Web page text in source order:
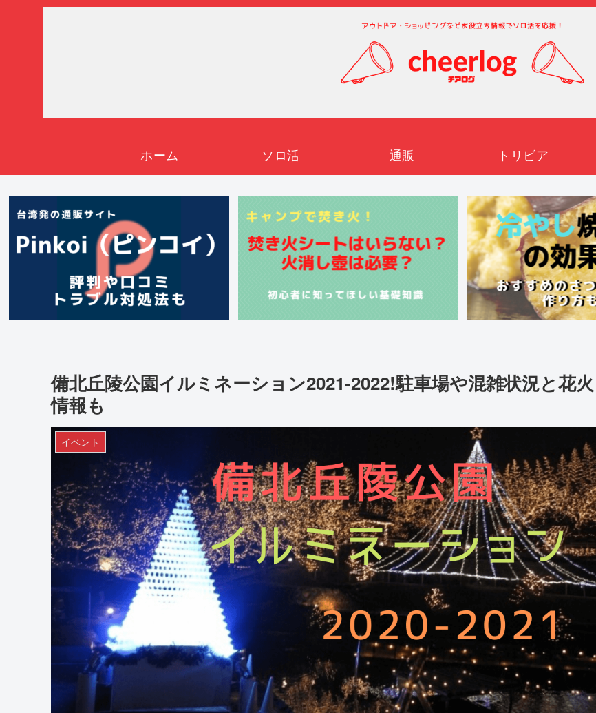
ホーム ソロ活 通販 トリビア
備北丘陵公園イルミネーション2021-2022!駐車場や混雑状況と花火
情報も
イベント